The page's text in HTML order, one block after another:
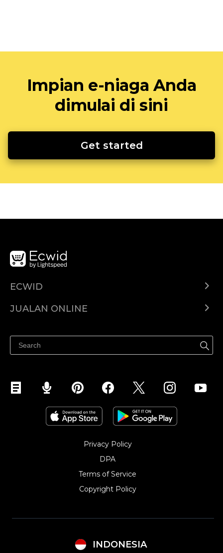
Impian e-niaga Anda
dimulai di sini
Get started
ECWID
Pusat Bantuan
JUALAN ONLINE
Jualan di Facebook
Privacy Policy
DPA
Terms of Service
Copyright Policy‎
INDONESIA